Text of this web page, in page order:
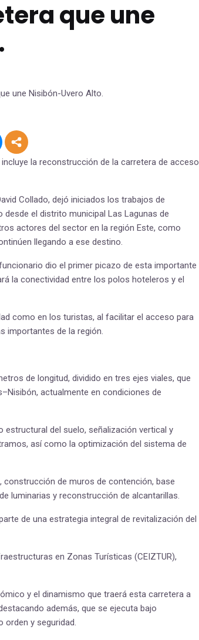
que une
la reconstrucción de la carretera de acceso
Collado, dejó iniciados los trabajos de
el distrito municipal Las Lagunas de
actores del sector en la región Este, como
llegando a ese destino.
dio el primer picazo de esta importante
la conectividad entre los polos hoteleros y el
como en los turistas, al facilitar el acceso para
importantes de la región.
de longitud, dividido en tres ejes viales, que
actualmente en condiciones de
estructural del suelo, señalización vertical y
así como la optimización del sistema de
de muros de contención, base
luminarias y reconstrucción de alcantarillas.
de una estrategia integral de revitalización del
en Zonas Turísticas (CEIZTUR),
y el dinamismo que traerá esta carretera a
además, que se ejecuta bajo
orden y seguridad.